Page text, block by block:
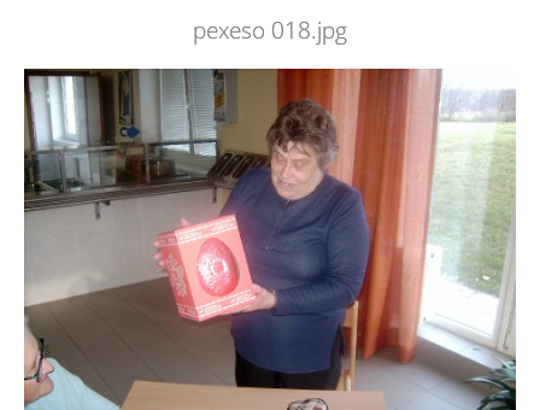
pexeso 018.jpg